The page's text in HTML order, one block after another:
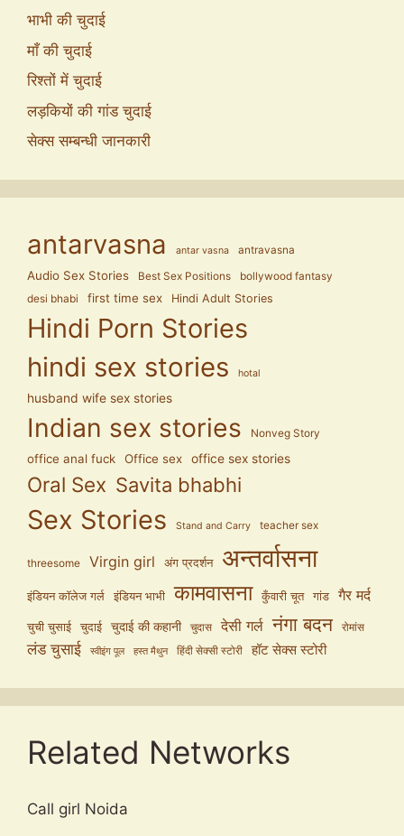
भाभी की चुदाई
माँ की चुदाई
रिश्तों में चुदाई
लड़कियों की गांड चुदाई
सेक्स सम्बन्धी जानकारी
antarvasna antar vasna antravasna
Audio Sex Stories Best Sex Positions
bollywood fantasy
desi bhabi
first time sex Hindi Adult Stories
Hindi Porn Stories
hindi sex stories
hotal
husband wife sex stories
Indian sex stories Nonveg Story
office anal fuck Office sex office sex stories
Oral Sex Savita bhabhi
Sex Stories Stand and Carry teacher sex
threesome Virgin girl अंग प्रदर्शन अन्तर्वासना
इंडियन कॉलेज गर्ल इंडियन भाभी कामवासना कुँवारी चूत गांड गैर मर्द
चुची चुसाई चुदाई चुदाई की कहानी चुदास देसी गर्ल नंगा बदन रोमांस
लंड चुसाई स्वीइंग पूल हस्त मैथुन हिंदी सेक्सी स्टोरी हॉट सेक्स स्टोरी
Related Networks
Call girl Noida